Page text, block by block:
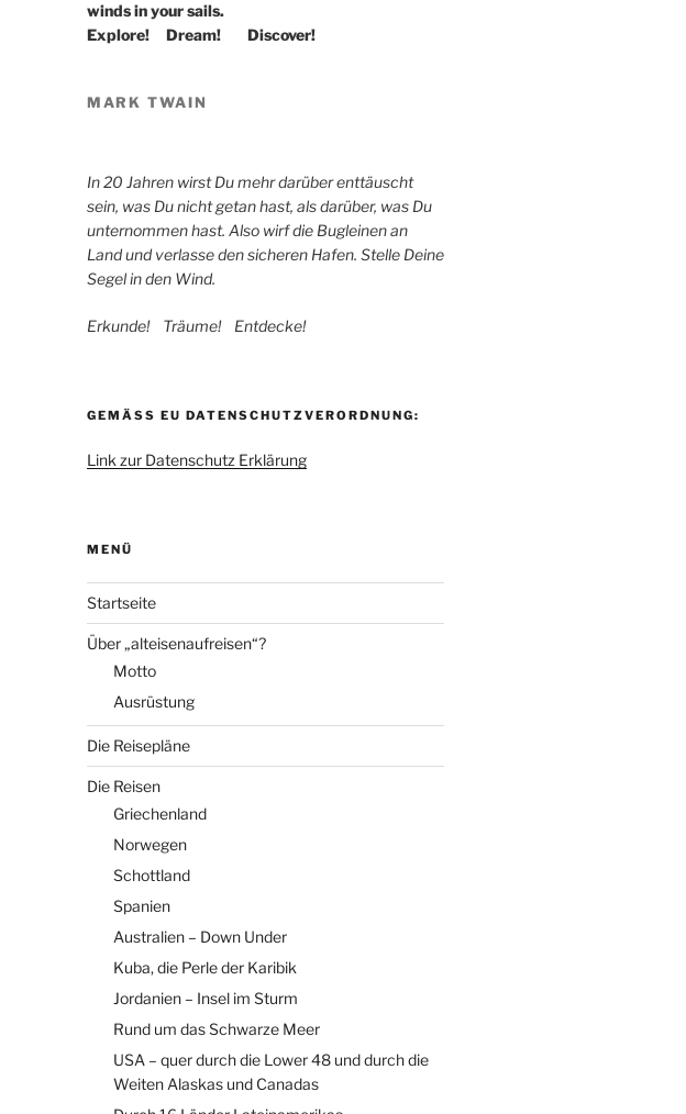
winds in your sails.
Explore! Dream! Discover!
MARK TWAIN
In 20 Jahren wirst Du mehr darüber enttäuscht
sein, was Du nicht getan hast, als darüber, was Du
unternommen hast. Also wirf die Bugleinen an
Land und verlasse den sicheren Hafen. Stelle Deine
Segel in den Wind.
Erkunde! Träume! Entdecke!
GEMÄSS EU DATENSCHUTZVERORDNUNG:
Link zur Datenschutz Erklärung
MENÜ
Startseite
Über „alteisenaufreisen“?
Motto
Ausrüstung
Die Reisepläne
Die Reisen
Griechenland
Norwegen
Schottland
Spanien
Australien – Down Under
Kuba, die Perle der Karibik
Jordanien – Insel im Sturm
Rund um das Schwarze Meer
USA – quer durch die Lower 48 und durch die
Weiten Alaskas und Canadas